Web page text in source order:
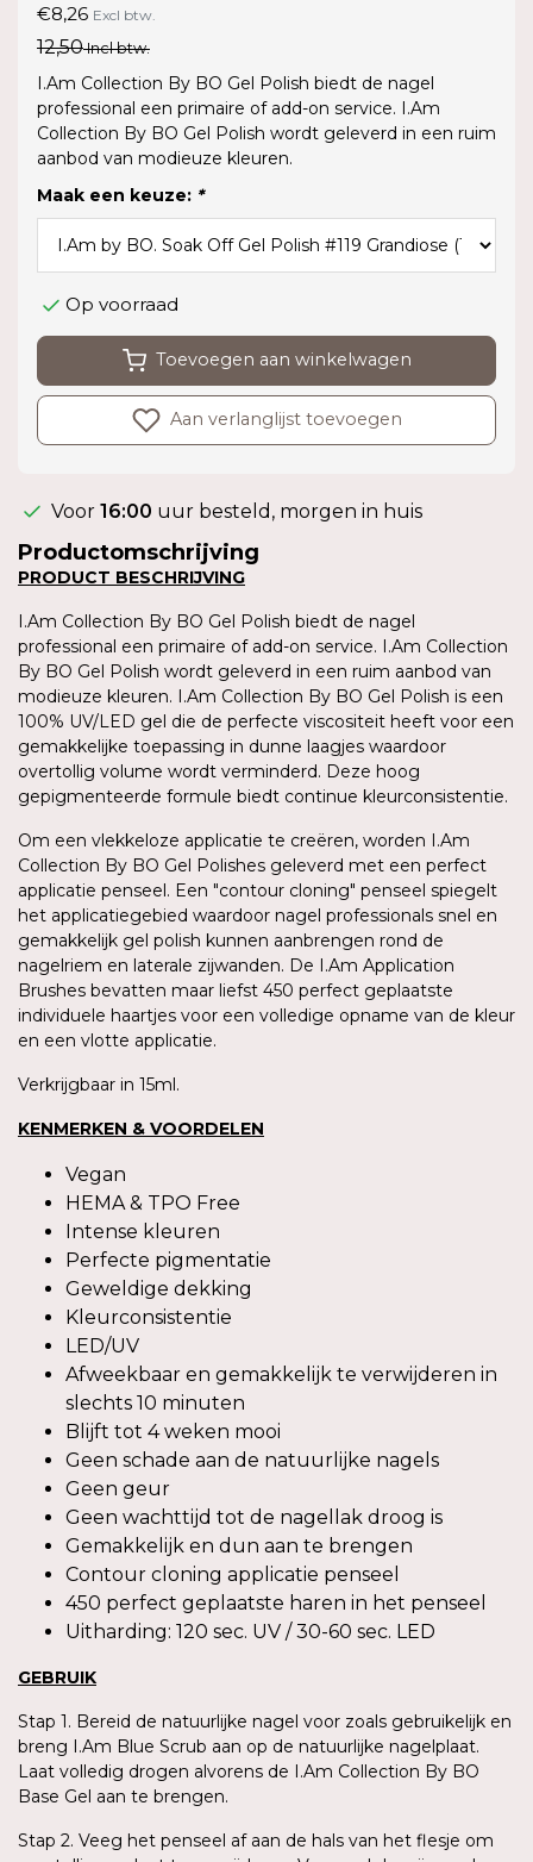
€8,26 Excl btw.
12,50Incl btw.
I.Am Collection By BO Gel Polish biedt de nagel
professional een primaire of add-on service. I.Am
Collection By BO Gel Polish wordt geleverd in een ruim
aanbod van modieuze kleuren.
Maak een keuze: *
Op voorraad
Toevoegen aan winkelwagen
Aan verlanglijst toevoegen
Voor 16:00 uur besteld, morgen in huis
Productomschrijving
PRODUCT BESCHRIJVING
I.Am Collection By BO Gel Polish biedt de nagel
professional een primaire of add-on service. I.Am Collection
By BO Gel Polish wordt geleverd in een ruim aanbod van
modieuze kleuren. I.Am Collection By BO Gel Polish is een
100% UV/LED gel die de perfecte viscositeit heeft voor een
gemakkelijke toepassing in dunne laagjes waardoor
overtollig volume wordt verminderd. Deze hoog
gepigmenteerde formule biedt continue kleurconsistentie.
Om een vlekkeloze applicatie te creëren, worden I.Am
Collection By BO Gel Polishes geleverd met een perfect
applicatie penseel. Een "contour cloning" penseel spiegelt
het applicatiegebied waardoor nagel professionals snel en
gemakkelijk gel polish kunnen aanbrengen rond de
nagelriem en laterale zijwanden. De I.Am Application
Brushes bevatten maar liefst 450 perfect geplaatste
individuele haartjes voor een volledige opname van de kleur
en een vlotte applicatie.
Verkrijgbaar in 15ml.
KENMERKEN & VOORDELEN
Vegan
HEMA & TPO Free
Intense kleuren
Perfecte pigmentatie
Geweldige dekking
Kleurconsistentie
LED/UV
Afweekbaar en gemakkelijk te verwijderen in
slechts 10 minuten
Blijft tot 4 weken mooi
Geen schade aan de natuurlijke nagels
Geen geur
Geen wachttijd tot de nagellak droog is
Gemakkelijk en dun aan te brengen
Contour cloning applicatie penseel
450 perfect geplaatste haren in het penseel
Uitharding: 120 sec. UV / 30-60 sec. LED
GEBRUIK
Stap 1. Bereid de natuurlijke nagel voor zoals gebruikelijk en
breng I.Am Blue Scrub aan op de natuurlijke nagelplaat.
Laat volledig drogen alvorens de I.Am Collection By BO
Base Gel aan te brengen.
Stap 2. Veeg het penseel af aan de hals van het flesje om